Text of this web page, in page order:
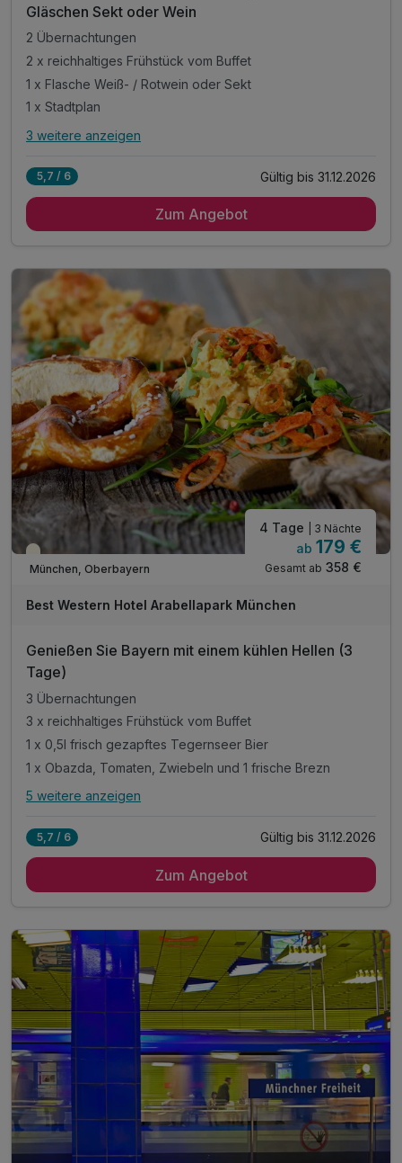
Gläschen Sekt oder Wein
2 Übernachtungen
2 x reichhaltiges Frühstück vom Buffet
1 x Flasche Weiß- / Rotwein oder Sekt
1 x Stadtplan
Alle Inklusivleistungen
2 x reichhaltiges Frühstück vom Buffet
1 x Flasche Wasser
inkl. Kaffee/Tee im Zimmer
inkl. WLAN
3 weitere anzeigen
5,7 / 6 Gültig bis 31.12.2026
Zum Angebot
Teilweise ausgelastet
München, Oberbayern
4 Tage | 3 Nächte
ab 179 €
Gesamt ab 358 €
Best Western Hotel Arabellapark München
Genießen Sie Bayern mit einem kühlen Hellen (3
Tage)
3 Übernachtungen
3 x reichhaltiges Frühstück vom Buffet
1 x 0,5l frisch gezapftes Tegernseer Bier
1 x Obazda, Tomaten, Zwiebeln und 1 frische Brezn
Alle Inklusivleistungen
3 x reichhaltiges Frühstück vom Buffet
1 x bayrisches VIP Treatment
1 x Stadtplan
inkl. 1 Flasche Waser auf dem Zimmer
inkl. Kaffee/Tee im Zimmer
inkl. WLAN
5 weitere anzeigen
5,7 / 6 Gültig bis 31.12.2026
Zum Angebot